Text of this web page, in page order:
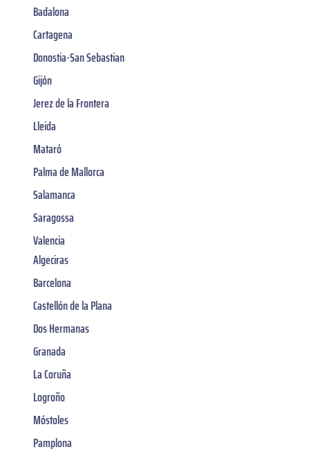
Badalona
Cartagena
Donostia-San Sebastian
Gijón
Jerez de la Frontera
Lleida
Mataró
Palma de Mallorca
Salamanca
Saragossa
Valencia
Algeciras
Barcelona
Castellón de la Plana
Dos Hermanas
Granada
La Coruña
Logroño
Móstoles
Pamplona